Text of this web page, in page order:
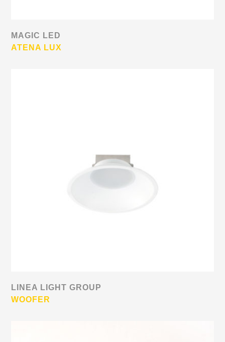
MAGIC LED
ATENA LUX
LINEA LIGHT GROUP
WOOFER